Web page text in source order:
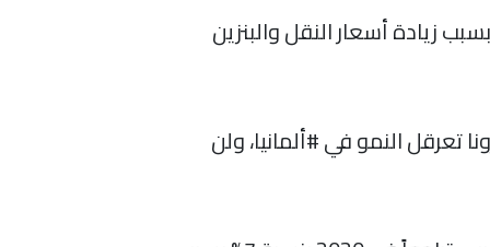
ارتفاع معدل التضخم (هبوط القدرة الشرائية) خلال سبتمبر الماضي عند 0.6%، بسبب زيادة أسعار النقل والبنزين
تعرقل النمو في #ألمانيا، ولن